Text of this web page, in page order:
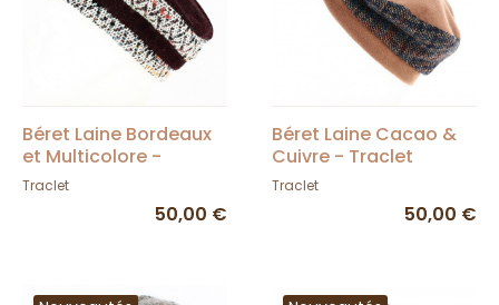
Béret Laine Bordeaux
et Multicolore -
Traclet
Traclet
50,00 €
Béret Laine Cacao &
Cuivre - Traclet
Traclet
50,00 €